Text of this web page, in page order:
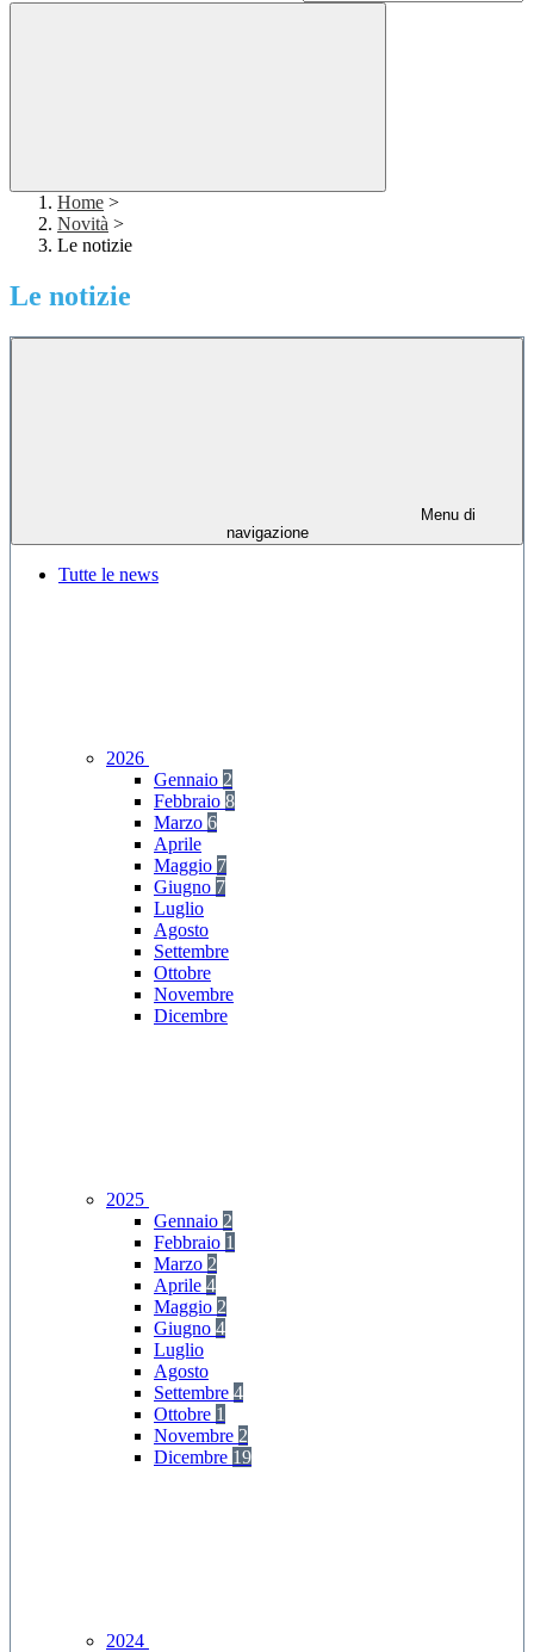
Home >
Novità >
Le notizie
Le notizie
Menu di
navigazione
Tutte le news
2026
Gennaio 2
Febbraio 8
Marzo 6
Aprile
Maggio 7
Giugno 7
Luglio
Agosto
Settembre
Ottobre
Novembre
Dicembre
2025
Gennaio 2
Febbraio 1
Marzo 2
Aprile 4
Maggio 2
Giugno 4
Luglio
Agosto
Settembre 4
Ottobre 1
Novembre 2
Dicembre 19
2024